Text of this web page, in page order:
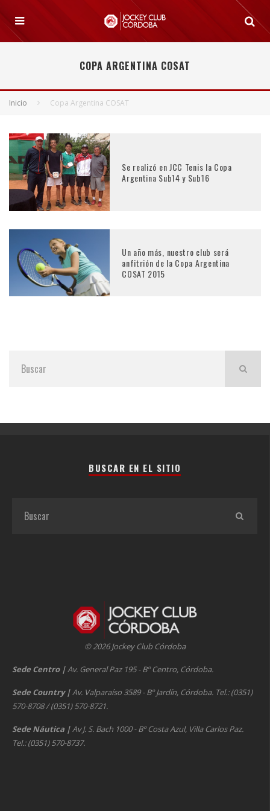
COPA ARGENTINA COSAT
Inicio Copa Argentina COSAT
Se realizó en JCC Tenis la Copa
Argentina Sub14 y Sub16
Un año más, nuestro club será
anfitrión de la Copa Argentina
COSAT 2015
BUSCAR EN EL SITIO
© 2026 Jockey Club Córdoba
Sede Centro |Av. General Paz 195 - Bº Centro, Córdoba.
Sede Country |Av. Valparaíso 3589 - Bº Jardín, Córdoba. Tel.: (0351)
570-8708 / (0351) 570-8721.
Sede Náutica |Av J. S. Bach 1000 - Bº Costa Azul, Villa Carlos Paz.
Tel.: (0351) 570-8737.